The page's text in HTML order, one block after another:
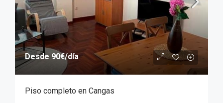
Desde 90€/día
Piso completo en Cangas